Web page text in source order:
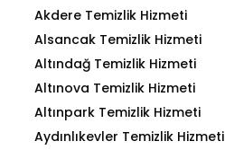
Akdere Temizlik Hizmeti
Alsancak Temizlik Hizmeti
Altındağ Temizlik Hizmeti
Altınova Temizlik Hizmeti
Altınpark Temizlik Hizmeti
Aydınlıkevler Temizlik Hizmeti